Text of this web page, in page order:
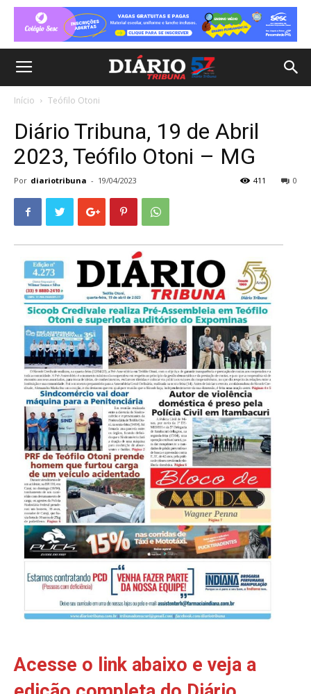
Início Teófilo Otoni
Diário Tribuna, 19 de Abril
2023, Teófilo Otoni – MG
Por diariotribuna - 19/04/2023 0
411
Acesse o link abaixo e veja a